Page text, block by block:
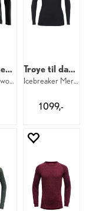
Trøye til herre
Aclima Lightwool 140 Sports Shirt M 123
Trøye til dame
Icebreaker Merino Oasis Half Zip W 001
1 099,-